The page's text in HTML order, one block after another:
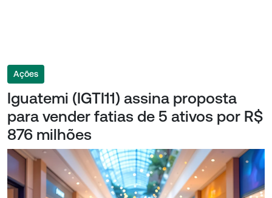
Ações
Iguatemi (IGTI11) assina proposta
para vender fatias de 5 ativos por R$
876 milhões